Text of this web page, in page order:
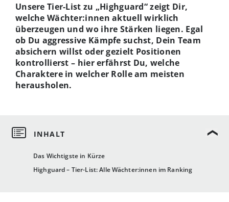
Das Wichtigste in Kürze
Highguard – Tier-List: Alle Wächter:innen im Ranking
Unsere Tier-List zu „Highguard“ zeigt Dir,
welche Wächter:innen aktuell wirklich
überzeugen und wo ihre Stärken liegen. Egal
ob Du aggressive Kämpfe suchst, Dein Team
absichern willst oder gezielt Positionen
kontrollierst – hier erfährst Du, welche
Charaktere in welcher Rolle am meisten
herausholen.